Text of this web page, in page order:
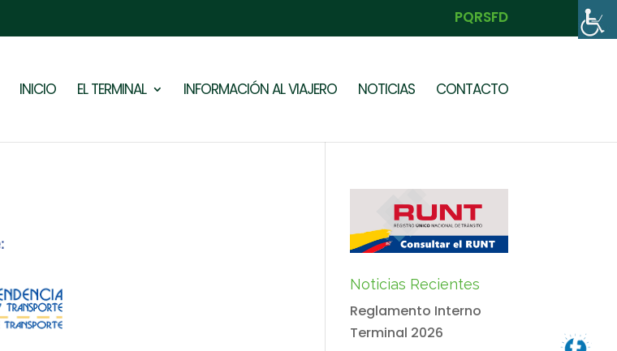
PQRSFD
INICIO EL TERMINAL INFORMACIÓN AL VIAJERO NOTICIAS CONTACTO
Noticias Recientes
Reglamento Interno
Terminal 2026